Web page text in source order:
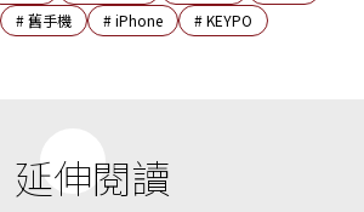
#舊手機 #iPhone #KEYPO
延伸閱讀